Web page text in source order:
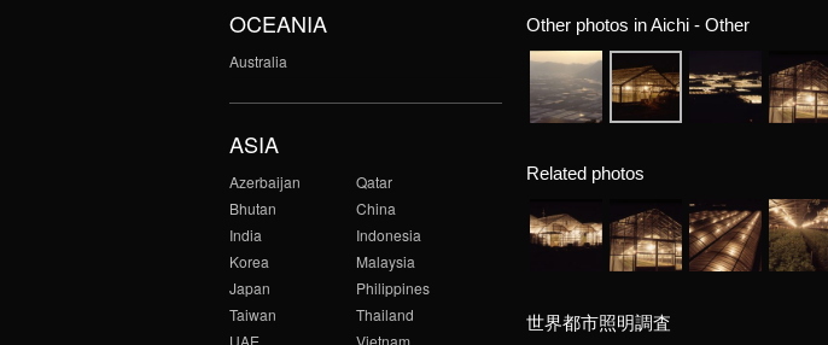
OCEANIA
Australia
ASIA
Azerbaijan
Qatar
Bhutan
China
India
Indonesia
Korea
Malaysia
Japan
Philippines
Taiwan
Thailand
UAE
Vietnam
Other photos in Aichi - Other
Related photos
世界都市照明調査